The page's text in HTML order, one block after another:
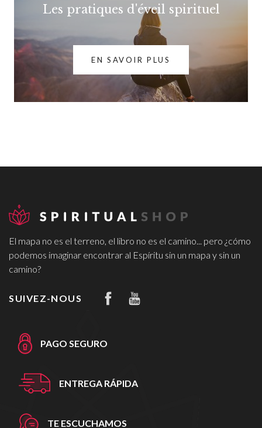
Les pratiques d'éveil spirituel
EN SAVOIR PLUS
El mapa no es el terreno, el libro no es el camino... pero ¿cómo
podemos imaginar encontrar al Espíritu sin un mapa y sin un
camino?
SUIVEZ-NOUS
PAGO SEGURO
ENTREGA RÁPIDA
TE ESCUCHAMOS